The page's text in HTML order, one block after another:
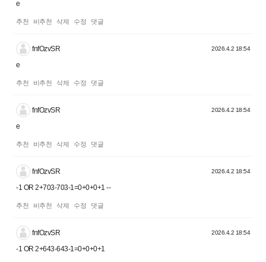
e
추천 비추천 삭제 수정 댓글
fnfOzvSR 2026.4.2 18:54
e
추천 비추천 삭제 수정 댓글
fnfOzvSR 2026.4.2 18:54
e
추천 비추천 삭제 수정 댓글
fnfOzvSR 2026.4.2 18:54
-1 OR 2+703-703-1=0+0+0+1 --
추천 비추천 삭제 수정 댓글
fnfOzvSR 2026.4.2 18:54
-1 OR 2+643-643-1=0+0+0+1